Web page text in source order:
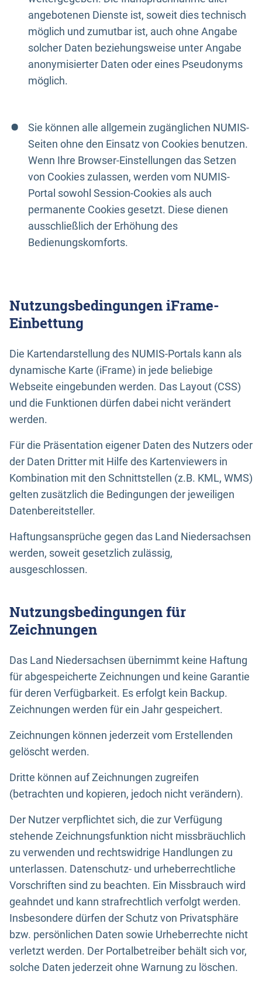
angebotenen Dienste ist, soweit dies technisch
möglich und zumutbar ist, auch ohne Angabe
solcher Daten beziehungsweise unter Angabe
anonymisierter Daten oder eines Pseudonyms
möglich.
Sie können alle allgemein zugänglichen NUMIS-
Seiten ohne den Einsatz von Cookies benutzen.
Wenn Ihre Browser-Einstellungen das Setzen
von Cookies zulassen, werden vom NUMIS-
Portal sowohl Session-Cookies als auch
permanente Cookies gesetzt. Diese dienen
ausschließlich der Erhöhung des
Bedienungskomforts.
Nutzungsbedingungen iFrame-
Einbettung
Die Kartendarstellung des NUMIS-Portals kann als
dynamische Karte (iFrame) in jede beliebige
Webseite eingebunden werden. Das Layout (CSS)
und die Funktionen dürfen dabei nicht verändert
werden.
Für die Präsentation eigener Daten des Nutzers oder
der Daten Dritter mit Hilfe des Kartenviewers in
Kombination mit den Schnittstellen (z.B. KML, WMS)
gelten zusätzlich die Bedingungen der jeweiligen
Datenbereitsteller.
Haftungsansprüche gegen das Land Niedersachsen
werden, soweit gesetzlich zulässig,
ausgeschlossen.
Nutzungsbedingungen für
Zeichnungen
Das Land Niedersachsen übernimmt keine Haftung
für abgespeicherte Zeichnungen und keine Garantie
für deren Verfügbarkeit. Es erfolgt kein Backup.
Zeichnungen werden für ein Jahr gespeichert.
Zeichnungen können jederzeit vom Erstellenden
gelöscht werden.
Dritte können auf Zeichnungen zugreifen
(betrachten und kopieren, jedoch nicht verändern).
Der Nutzer verpflichtet sich, die zur Verfügung
stehende Zeichnungsfunktion nicht missbräuchlich
zu verwenden und rechtswidrige Handlungen zu
unterlassen. Datenschutz- und urheberrechtliche
Vorschriften sind zu beachten. Ein Missbrauch wird
geahndet und kann strafrechtlich verfolgt werden.
Insbesondere dürfen der Schutz von Privatsphäre
bzw. persönlichen Daten sowie Urheberrechte nicht
verletzt werden. Der Portalbetreiber behält sich vor,
solche Daten jederzeit ohne Warnung zu löschen.